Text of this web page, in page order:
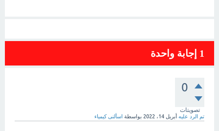
1 إجابة واحدة
0
تصويتات
تم الرد عليه أبريل 14، 2022 بواسطة اسألنى كيمياء